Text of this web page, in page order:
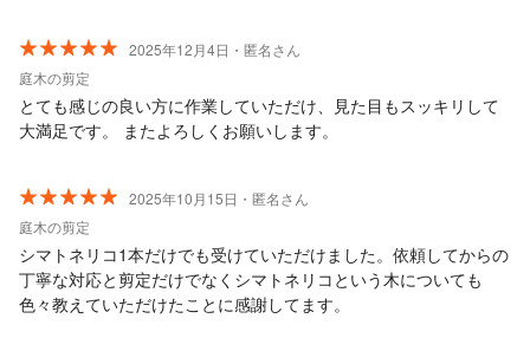
2025年12月4日・匿名さん
庭木の剪定
とても感じの良い方に作業していただけ、見た目もスッキリして
大満足です。 またよろしくお願いします。
2025年10月15日・匿名さん
庭木の剪定
シマトネリコ1本だけでも受けていただけました。依頼してからの
丁寧な対応と剪定だけでなくシマトネリコという木についても
色々教えていただけたことに感謝してます。